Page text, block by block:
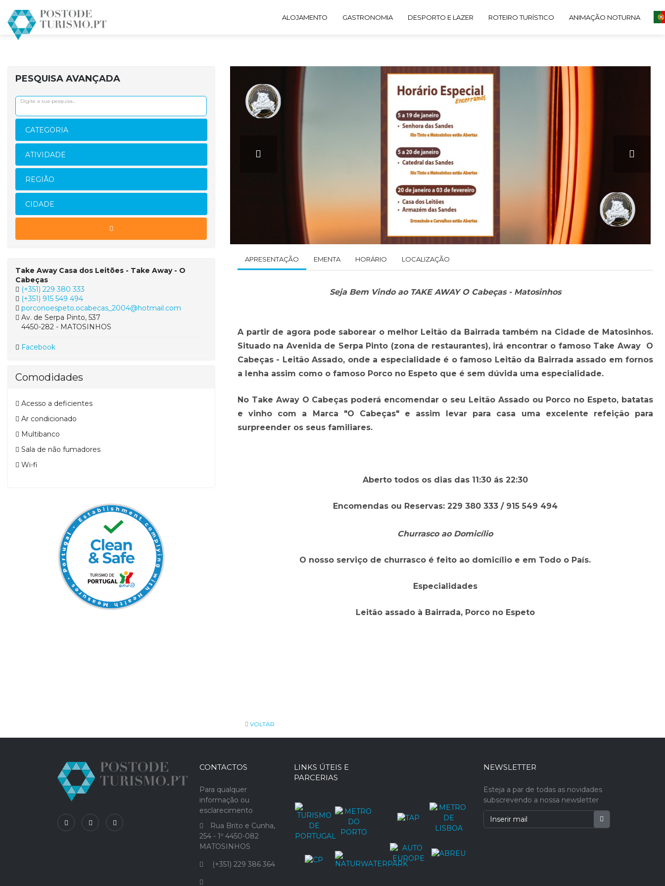
ALOJAMENTO GASTRONOMIA DESPORTO E LAZER ROTEIRO TURÍSTICO ANIMAÇÃO NOTURNA
PESQUISA AVANÇADA
CATEGORIA
ATIVIDADE
REGIÃO
CIDADE
Take Away Casa dos Leitões - Take Away - O
Cabeças
(+351) 229 380 333
(+351) 915 549 494
porconoespeto.ocabecas_2004@hotmail.com
Av. de Serpa Pinto, 537
4450-282 - MATOSINHOS
Facebook
Comodidades
Acesso a deficientes
Ar condicionado
Multibanco
Sala de não fumadores
Wi-fi
APRESENTAÇÃO EMENTA HORÁRIO LOCALIZAÇÃO
Seja Bem Vindo ao TAKE AWAY O Cabeças - Matosinhos
A partir de agora pode saborear o melhor Leitão da Bairrada também na Cidade de Matosinhos.
Situado na Avenida de Serpa Pinto (zona de restaurantes), irá encontrar o famoso Take Away O
Cabeças - Leitão Assado, onde a especialidade é o famoso Leitão da Bairrada assado em fornos
a lenha assim como o famoso Porco no Espeto que é sem dúvida uma especialidade.
No Take Away O Cabeças poderá encomendar o seu Leitão Assado ou Porco no Espeto, batatas
e vinho com a Marca "O Cabeças" e assim levar para casa uma excelente refeição para
surpreender os seus familiares.
Aberto todos os dias das 11:30 ás 22:30
Encomendas ou Reservas: 229 380 333 / 915 549 494
Churrasco ao Domicílio
O nosso serviço de churrasco é feito ao domicílio e em Todo o País.
Especialidades
Leitão assado à Bairrada, Porco no Espeto
VOLTAR
CONTACTOS
Para qualquer
informação ou
esclarecimento
Rua Brito e Cunha,
254 - 1º 4450-082
MATOSINHOS
(+351) 229 386 364
LINKS ÚTEIS E
PARCERIAS
NEWSLETTER
Esteja a par de todas as novidades
subscrevendo a nossa newsletter